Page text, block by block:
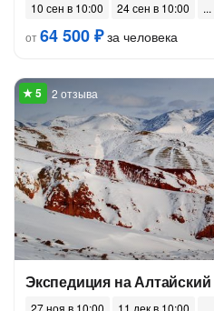
10 сен в 10:00
24 сен в 10:00
от64 500 ₽за человека
2 отзыва
Экспедиция на
27 ноя в 10:00 11 дек в 10:00